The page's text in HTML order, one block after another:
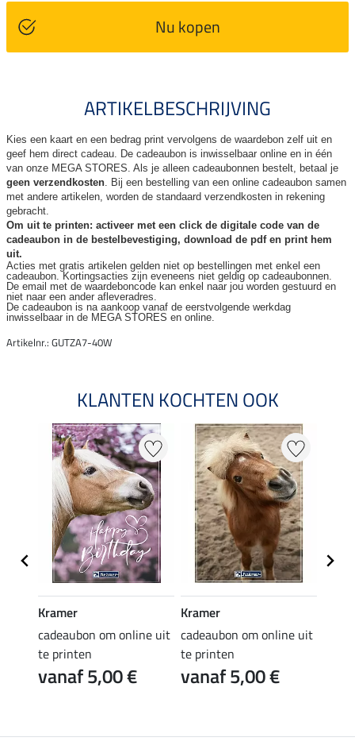
Nu kopen
ARTIKELBESCHRIJVING
Kies een kaart en een bedrag print vervolgens de waardebon zelf uit en
geef hem direct cadeau. De cadeaubon is inwisselbaar online en in één
van onze MEGA STORES. Als je alleen cadeaubonnen bestelt, betaal je
geen verzendkosten. Bij een bestelling van een online cadeaubon samen
met andere artikelen, worden de standaard verzendkosten in rekening
gebracht.
Om uit te printen: activeer met een click de digitale code van de
cadeaubon in de bestelbevestiging, download de pdf en print hem
uit.
Acties met gratis artikelen gelden niet op bestellingen met enkel een
cadeaubon. Kortingsacties zijn eveneens niet geldig op cadeaubonnen.
De email met de waardeboncode kan enkel naar jou worden gestuurd en
niet naar een ander afleveradres.
De cadeaubon is na aankoop vanaf de eerstvolgende werkdag
inwisselbaar in de MEGA STORES en online.
Artikelnr.: GUTZA7-40W
KLANTEN KOCHTEN OOK
Kramer
cadeaubon om online uit
te printen
vanaf 5,00 €
Kramer
cadeaubon om online uit
te printen
vanaf 5,00 €